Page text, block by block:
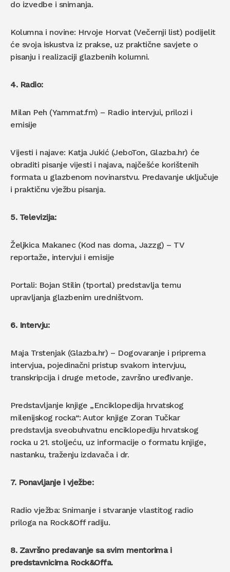
do izvedbe i snimanja.
Kolumna i novine: Hrvoje Horvat (Večernji list) podijelit
će svoja iskustva iz prakse, uz praktične savjete o
pisanju i realizaciji glazbenih kolumni.
4. Radio:
Milan Peh (Yammat.fm) – Radio intervjui, prilozi i
emisije
Vijesti i najave: Katja Jukić (JeboTon, Glazba.hr) će
obraditi pisanje vijesti i najava, najčešće korištenih
formata u glazbenom novinarstvu. Predavanje uključuje
i praktičnu vježbu pisanja.
5. Televizija:
Željkica Makanec (Kod nas doma, Jazzg) – TV
reportaže, intervjui i emisije
Portali: Bojan Stilin (tportal) predstavlja temu
upravljanja glazbenim uredništvom.
6. Intervju:
Maja Trstenjak (Glazba.hr) – Dogovaranje i priprema
intervjua, pojedinačni pristup svakom intervjuu,
transkripcija i druge metode, završno uređivanje.
Predstavljanje knjige „Enciklopedija hrvatskog
milenijskog rocka“: Autor knjige Zoran Tučkar
predstavlja sveobuhvatnu enciklopediju hrvatskog
rocka u 21. stoljeću, uz informacije o formatu knjige,
nastanku, traženju izdavača i dr.
7. Ponavljanje i vježbe:
Radio vježba: Snimanje i stvaranje vlastitog radio
priloga na Rock&Off radiju.
8. Završno predavanje sa svim mentorima i
predstavnicima Rock&Offa.